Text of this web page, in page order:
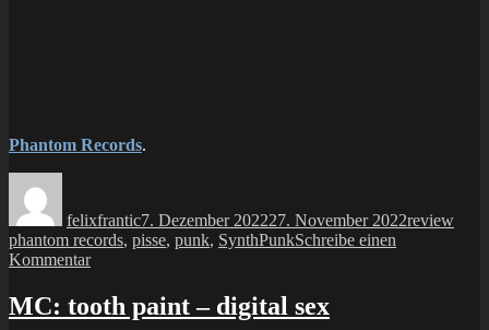
Phantom Records.
felixfrantic7. Dezember 202227. November 2022review
phantom records, pisse, punk, SynthPunkSchreibe einen
Kommentarzu
Pisse
–
MC: tooth paint – digital sex